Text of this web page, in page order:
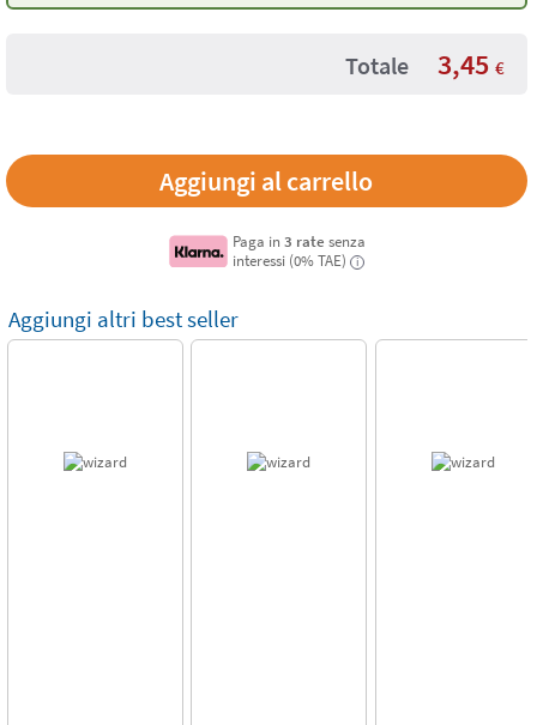
Totale 3,45 €
Paga in 3 rate senza
interessi (0% TAE)
i
Aggiungi altri best seller